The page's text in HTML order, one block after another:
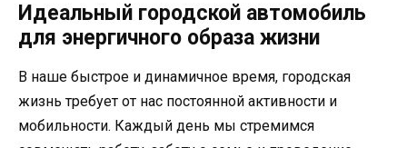
Идеальный городской автомобиль
для энергичного образа жизни
В наше быстрое и динамичное время, городская
жизнь требует от нас постоянной активности и
мобильности. Каждый день мы стремимся